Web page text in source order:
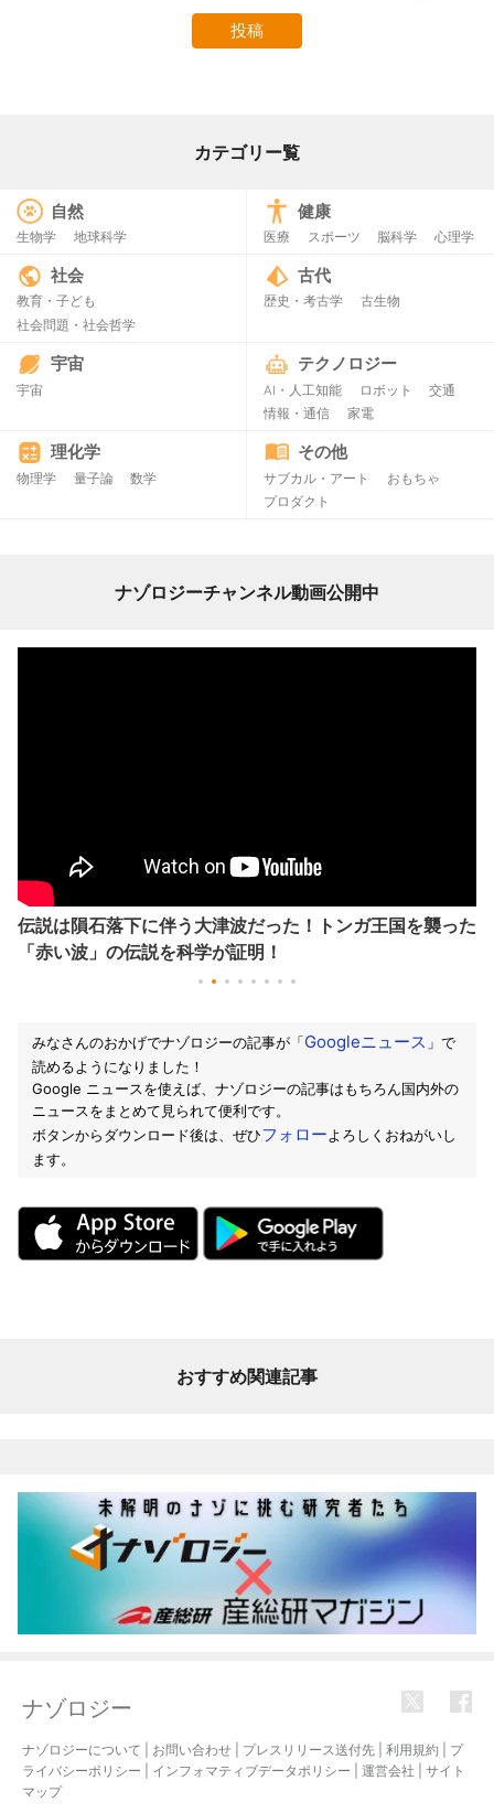
カテゴリー覧
自然
生物学 地球科学
健康
医療 スポーツ 脳科学 心理学
社会
教育・子ども
社会問題・社会哲学
古代
歴史・考古学 古生物
宇宙
宇宙
テクノロジー
AI・人工知能 ロボット
交通
情報・通信
家電
理化学
物理学 量子論 数学
その他
サブカル・アート
おもちゃ
プロダクト
ナゾロジーチャンネル動画公開中
伝説は隕石落下に伴う大津波だった！トンガ王国を襲った
「赤い波」の伝説を科学が証明！
みなさんのおかげでナゾロジーの記事が「Googleニュース 」で
読めるようになりました！
Google ニュースを使えば、ナゾロジーの記事はもちろん国内外の
ニュースをまとめて見られて便利です。
ボタンからダウンロード後は、ぜひフォローよろしくおねがいし
ます。
おすすめ関連記事
ナゾロジー
ナゾロジーについて お問い合わせ プレスリリース送付先 利用規約
プ
ライバシーポリシー
インフォマティブデータポリシー 運営会社
サイト
マップ